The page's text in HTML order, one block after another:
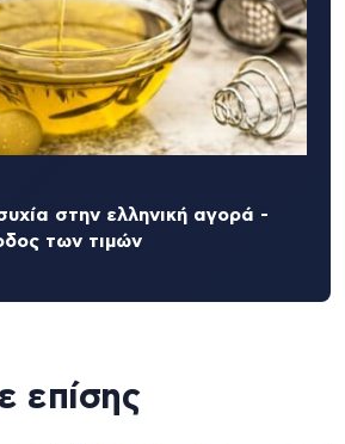
στην ελληνική αγορά -
των τιμών
επίσης